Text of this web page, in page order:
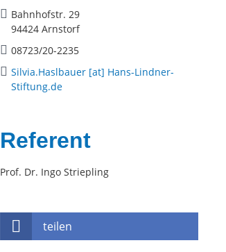
Bahnhofstr. 29
94424 Arnstorf
08723/20-2235
Silvia.Haslbauer [at] Hans-Lindner-
Stiftung.de
Referent
Prof. Dr. Ingo Striepling
teilen